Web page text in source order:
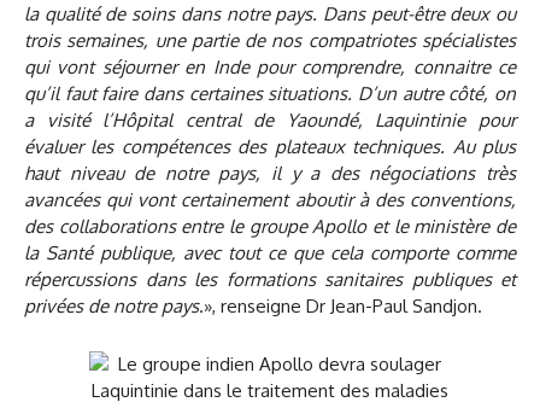
la qualité de soins dans notre pays. Dans peut-être deux ou
trois semaines, une partie de nos compatriotes spécialistes
qui vont séjourner en Inde pour comprendre, connaitre ce
qu’il faut faire dans certaines situations. D’un autre côté, on
a visité l’Hôpital central de Yaoundé, Laquintinie pour
évaluer les compétences des plateaux techniques. Au plus
haut niveau de notre pays, il y a des négociations très
avancées qui vont certainement aboutir à des conventions,
des collaborations entre le groupe Apollo et le ministère de
la Santé publique, avec tout ce que cela comporte comme
répercussions dans les formations sanitaires publiques et
privées de notre pays.», renseigne Dr Jean-Paul Sandjon.